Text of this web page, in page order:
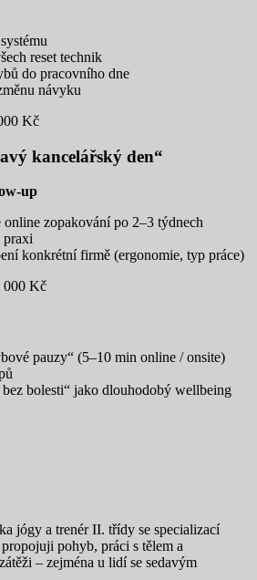
reset technik
do pracovního dne
návyku
Kč
kancelářský den“
up
zopakování po 2–3 týdnech
konkrétní firmě (ergonomie, typ práce)
000 Kč
pauzy“ (5–10 min online / onsite)
bolesti“ jako dlouhodobý wellbeing
jógy a trenér II. třídy se specializací
pohyb, práci s tělem a
– zejména u lidí se sedavým